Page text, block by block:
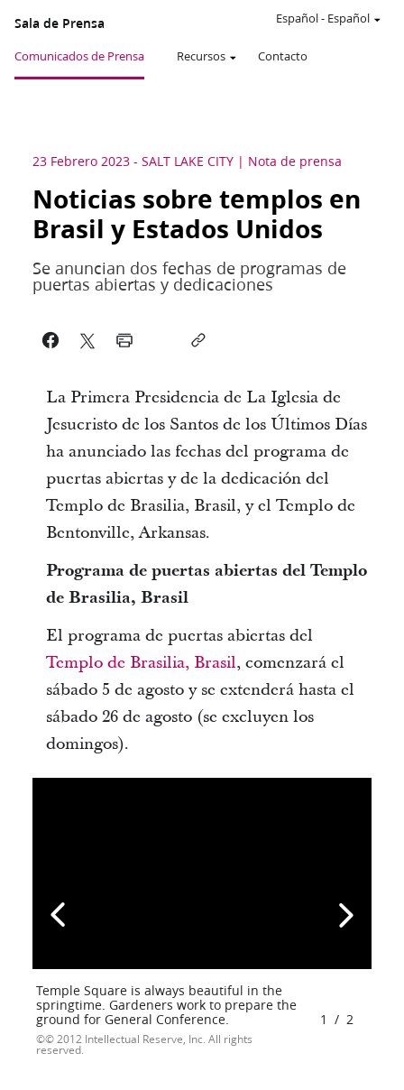
Sala de Prensa
Comunicados de Prensa Recursos Contacto
Español- Español
23 Febrero 2023 - SALT LAKE CITY Nota de prensa
Noticias sobre templos en
Brasil y Estados Unidos
Se anuncian dos fechas de programas de
puertas abiertas y dedicaciones
La Primera Presidencia de La Iglesia de
Jesucristo de los Santos de los Últimos Días
ha anunciado las fechas del programa de
puertas abiertas y de la dedicación del
Templo de Brasilia, Brasil, y el Templo de
Bentonville, Arkansas.
Programa de puertas abiertas del Templo
de Brasilia, Brasil
El programa de puertas abiertas del
Templo de Brasilia, Brasil, comenzará el
sábado 5 de agosto y se extenderá hasta el
sábado 26 de agosto (se excluyen los
domingos).
Temple Square is always beautiful in the
springtime. Gardeners work to prepare the
ground for General Conference.
© 2012 Intellectual Reserve, Inc. All rights
reserved.
1 / 2